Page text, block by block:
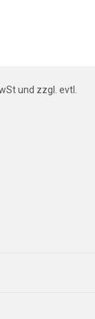
und zzgl. evtl.